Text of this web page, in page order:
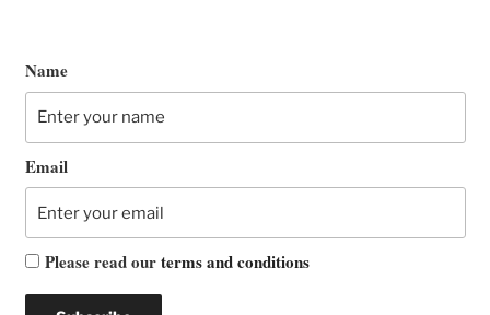
Name
Email
Please read ourterms and conditions